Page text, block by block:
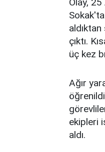
çıktı.
üç kez
Ağır
ekipleri
aldı.